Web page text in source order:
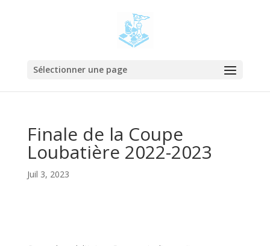
Sélectionner une page
Finale de la Coupe
Loubatière 2022-2023
Juil 3, 2023